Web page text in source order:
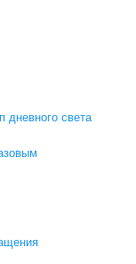
дневного света